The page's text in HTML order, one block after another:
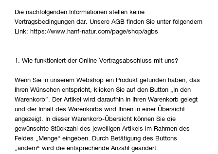
Die nachfolgenden Informationen stellen keine
Vertragsbedingungen dar. Unsere AGB finden Sie unter folgendem
Link: https://www.hanf-natur.com/page/shop/agbs
1. Wie funktioniert der Online-Vertragsabschluss mit uns?
Wenn Sie in unserem Webshop ein Produkt gefunden haben, das
Ihren Wünschen entspricht, klicken Sie auf den Button „In den
Warenkorb“. Der Artikel wird daraufhin in Ihren Warenkorb gelegt
und der Inhalt des Warenkorbs wird Ihnen in einer Übersicht
angezeigt. In dieser Warenkorb-Übersicht können Sie die
gewünschte Stückzahl des jeweiligen Artikels im Rahmen des
Feldes „Menge“ eingeben. Durch Betätigung des Buttons
„ändern“ wird die entsprechende Anzahl geändert.